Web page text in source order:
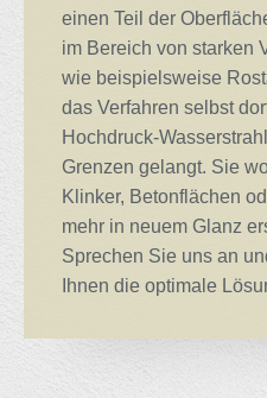
einen Teil der
im Bereich von starken
wie beispielsweise
das Verfahren selbst
Hochdruck-
Grenzen gelangt. Sie
Klinker, Betonflächen
mehr in neuem Glanz
Sprechen Sie uns an
Ihnen die optimale